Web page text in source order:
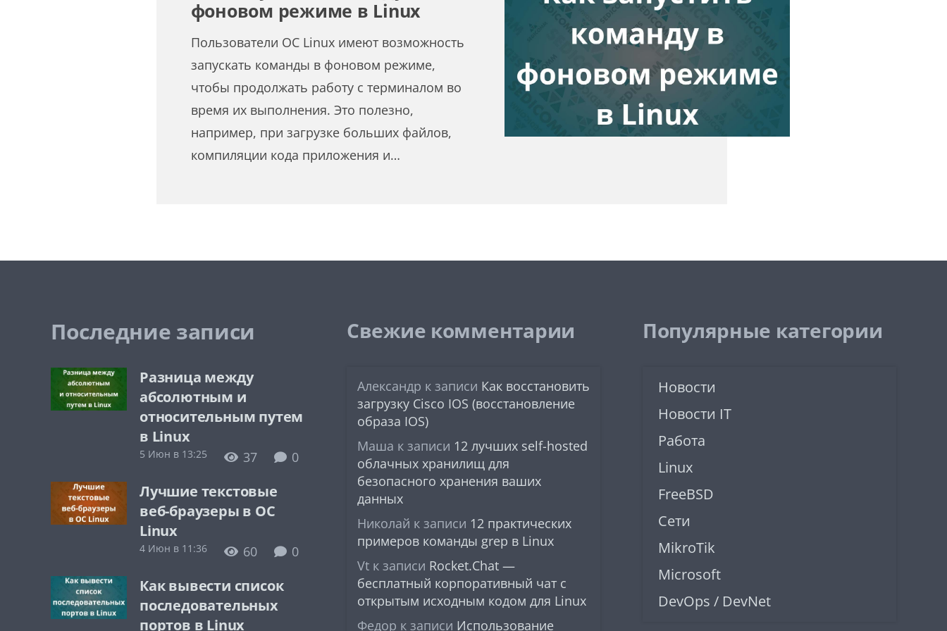
фоновом режиме в Linux
Пользователи ОС Linux имеют возможность
запускать команды в фоновом режиме,
чтобы продолжать работу с терминалом во
время их выполнения. Это полезно,
например, при загрузке больших файлов,
компиляции кода приложения и…
Последние записи
Разница между
абсолютным и
относительным путем
в Linux
5 Июн в 13:25 37 0
Лучшие текстовые
веб-браузеры в ОС
Linux
4 Июн в 11:36 60 0
Как вывести список
последовательных
портов в Linux
Свежие комментарии
Александр к записи Как восстановить
загрузку Cisco IOS (восстановление
образа IOS)
Маша к записи 12 лучших self-hosted
облачных хранилищ для
безопасного хранения ваших
данных
Николай к записи 12 практических
примеров команды grep в Linux
Vt к записи Rocket.Chat —
бесплатный корпоративный чат с
открытым исходным кодом для Linux
Федор к записи Использование
Популярные категории
Новости
Новости IT
Работа
Linux
FreeBSD
Сети
MikroTik
Microsoft
DevOps / DevNet